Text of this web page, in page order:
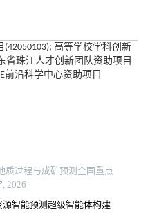
高等学校学科创新
省珠江人才创新团队资助项目
前沿科学中心资助项目